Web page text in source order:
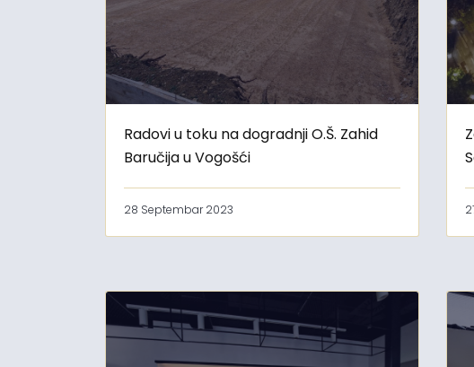
Radovi u toku na dogradnji O.Š. Zahid
Baručija u Vogošći
28 Septembar 2023